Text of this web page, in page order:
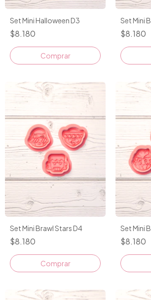
Set Mini Halloween D3
$8.180
Set Mini
$8.180
Set Mini Brawl Stars D4
$8.180
Set Mini
$8.180